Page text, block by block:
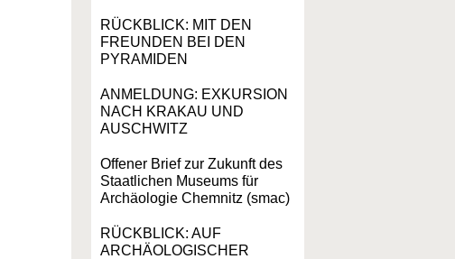
RÜCKBLICK: MIT DEN
FREUNDEN BEI DEN
PYRAMIDEN
ANMELDUNG: EXKURSION
NACH KRAKAU UND
AUSCHWITZ
Offener Brief zur Zukunft des
Staatlichen Museums für
Archäologie Chemnitz (smac)
RÜCKBLICK: AUF
ARCHÄOLOGISCHER